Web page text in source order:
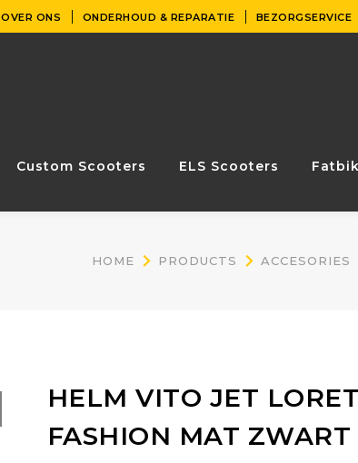
OVER ONS ONDERHOUD & REPARATIE BEZORGSERVICE
Custom Scooters ELS Scooters
HOME PRODUCTS ACCESORIES
HELM VITO JET
FASHION MAT ZWART